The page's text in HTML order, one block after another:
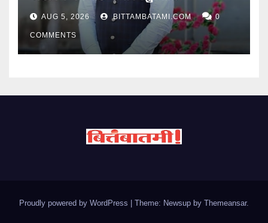
AUG 5, 2026 BITTAMBATAMI.COM 0
COMMENTS
Proudly powered by WordPress Theme: Newsup by Themeansar.